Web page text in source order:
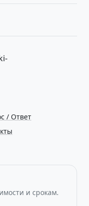
/ Ответ
и срокам.